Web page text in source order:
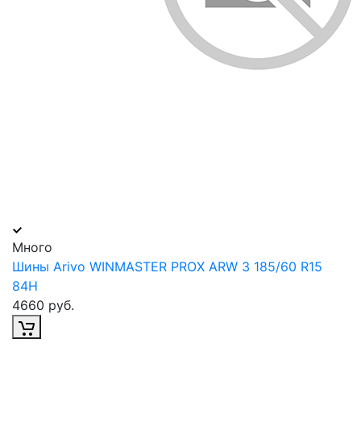
Много
Шины Arivo WINMASTER PROX ARW 3 185/60 R15
84H
4660 руб.